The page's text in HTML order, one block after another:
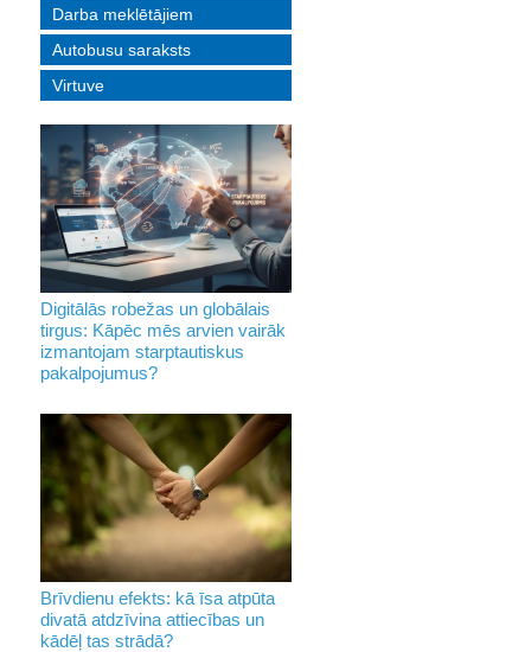
Darba meklētājiem
Autobusu saraksts
Virtuve
Digitālās robežas un globālais
tirgus: Kāpēc mēs arvien vairāk
izmantojam starptautiskus
pakalpojumus?
Brīvdienu efekts: kā īsa atpūta
divatā atdzīvina attiecības un
kādēļ tas strādā?